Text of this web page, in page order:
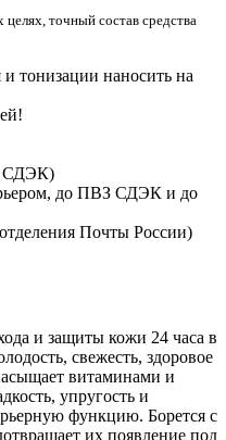
точный состав средства
тонизации наносить на
СДЭК)
до ПВЗ СДЭК и до
Почты России)
и защиты кожи 24 часа в
свежесть, здоровое
витаминами и
упругость и
функцию. Борется с
их появление под